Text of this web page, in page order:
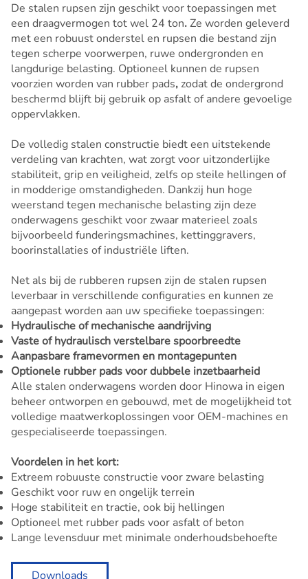
De stalen rupsen zijn geschikt voor toepassingen met
een draagvermogen tot wel 24 ton.Ze worden geleverd
met een robuust onderstel en rupsen die bestand zijn
tegen scherpe voorwerpen, ruwe ondergronden en
langdurige belasting. Optioneel kunnen de rupsen
voorzien worden van rubber pads, zodat de ondergrond
beschermd blijft bij gebruik op asfalt of andere gevoelige
oppervlakken.
De volledig stalen constructie biedt een uitstekende
verdeling van krachten, wat zorgt voor uitzonderlijke
stabiliteit, grip en veiligheid, zelfs op steile hellingen of
in modderige omstandigheden. Dankzij hun hoge
weerstand tegen mechanische belasting zijn deze
onderwagens geschikt voor zwaar materieel zoals
bijvoorbeeld funderingsmachines, kettinggravers,
boorinstallaties of industriële liften.
Net als bij de rubberen rupsen zijn de stalen rupsen
leverbaar in verschillende configuraties en kunnen ze
aangepast worden aan uw specifieke toepassingen:
Hydraulische of mechanische aandrijving
Vaste of hydraulisch verstelbare spoorbreedte
Aanpasbare framevormen en montagepunten
Optionele rubber pads voor dubbele inzetbaarheid
Alle stalen onderwagens worden door Hinowa in eigen
beheer ontworpen en gebouwd, met de mogelijkheid tot
volledige maatwerkoplossingen voor OEM-machines en
gespecialiseerde toepassingen.
Voordelen in het kort:
Extreem robuuste constructie voor zware belasting
Geschikt voor ruw en ongelijk terrein
Hoge stabiliteit en tractie, ook bij hellingen
Optioneel met rubber pads voor asfalt of beton
Lange levensduur met minimale onderhoudsbehoefte
Downloads